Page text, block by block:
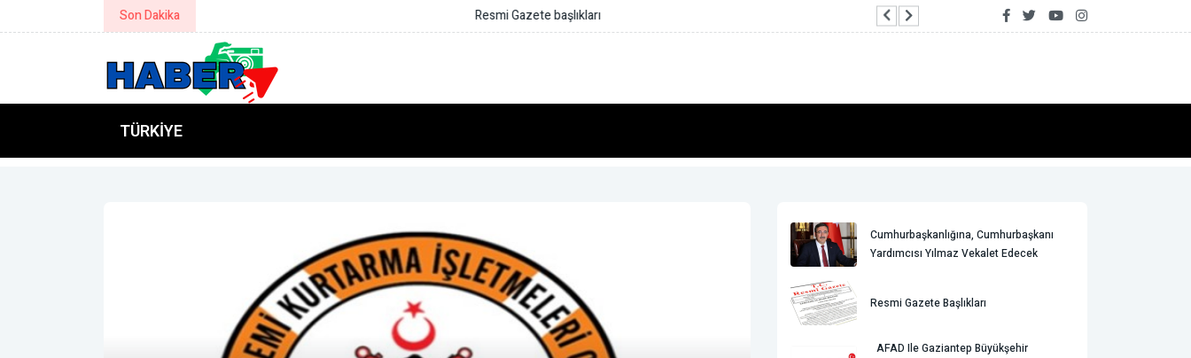
Son Dakika AFAD ile Gaziantep Büyükşehir Belediyesi
TÜRKIYE
Cumhurbaşkanlığına, Cumhurbaşkanı
Yardımcısı Yılmaz Vekalet Edecek
Resmi Gazete Başlıkları
AFAD Ile Gaziantep Büyükşehir